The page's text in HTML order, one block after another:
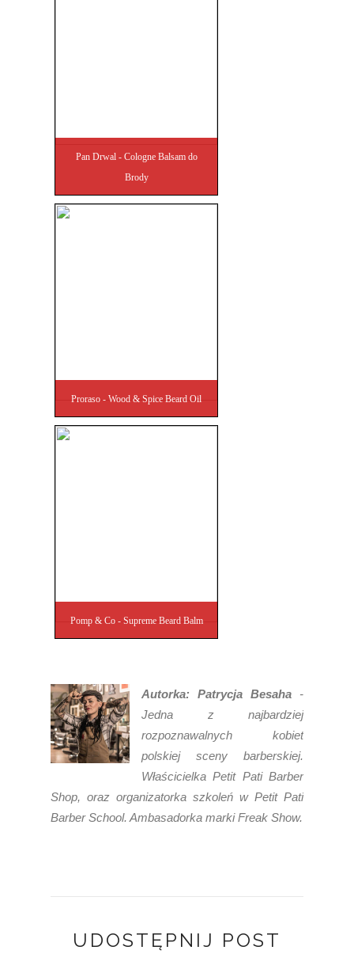
Pan Drwal - Cologne Balsam do
Brody
Proraso - Wood & Spice Beard Oil
Pomp & Co - Supreme Beard Balm
Autorka: Patrycja Besaha -
Jedna z najbardziej
rozpoznawalnych kobiet
polskiej sceny barberskiej.
Właścicielka Petit Pati Barber
Shop, oraz organizatorka szkoleń w Petit Pati
Barber School. Ambasadorka marki Freak Show.
UDOSTĘPNIJ POST